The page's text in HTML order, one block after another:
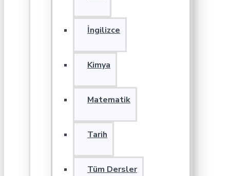
İngilizce
Kimya
Matematik
Tarih
Tüm Dersler